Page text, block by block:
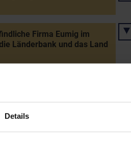
Details
Firma Eumig im
Länderbank und das Land
Barockschlössels